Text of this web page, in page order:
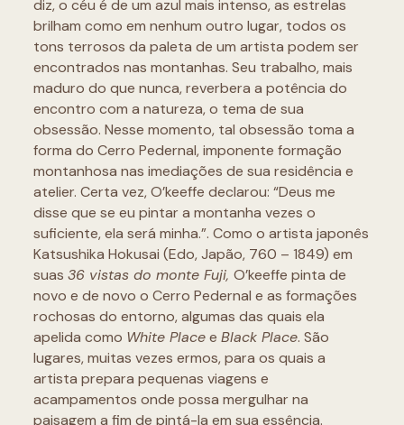
diz, o céu é de um azul mais intenso, as estrelas
brilham como em nenhum outro lugar, todos os
tons terrosos da paleta de um artista podem ser
encontrados nas montanhas. Seu trabalho, mais
maduro do que nunca, reverbera a potência do
encontro com a natureza, o tema de sua
obsessão. Nesse momento, tal obsessão toma a
forma do Cerro Pedernal, imponente formação
montanhosa nas imediações de sua residência e
atelier. Certa vez, O’keeffe declarou: “Deus me
disse que se eu pintar a montanha vezes o
suficiente, ela será minha.”. Como o artista japonês
Katsushika Hokusai (Edo, Japão, 760 – 1849) em
suas 36 vistas do monte Fuji, O’keeffe pinta de
novo e de novo o Cerro Pedernal e as formações
rochosas do entorno, algumas das quais ela
apelida como White Placee Black Place. São
lugares, muitas vezes ermos, para os quais a
artista prepara pequenas viagens e
acampamentos onde possa mergulhar na
paisagem a fim de pintá-la em sua essência.